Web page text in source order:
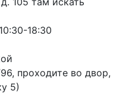
18:30
проходите во двор,
5)